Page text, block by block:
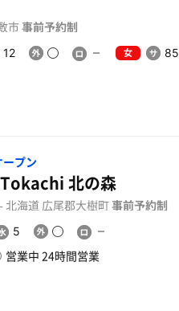
市事前予約制
12 女 85
プン
北の森
北海道 広尾郡大樹町事前予約制
5
営業中 24時間営業